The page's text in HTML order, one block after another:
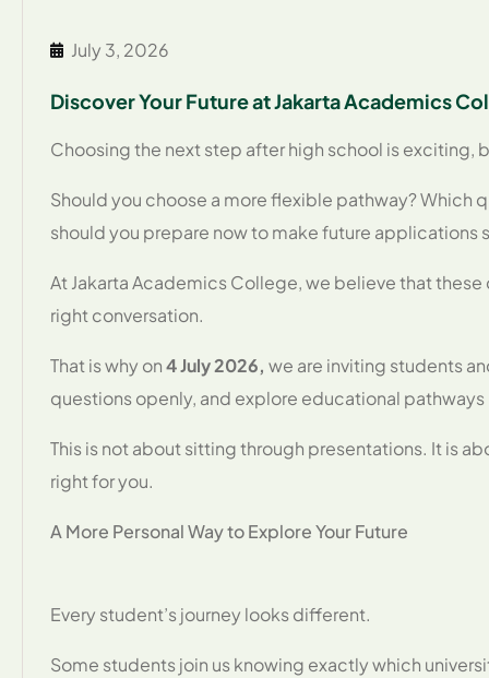
July 3, 2026
Choosing the next step after high school is exciting,
Should you choose a more flexible pathway? Which
should you prepare now to make future applications
At Jakarta Academics College, we believe that
right conversation.
That is why on4 July 2026, we are inviting students
questions openly, and explore educational
This is not about sitting through presentations. It is
right for you.
A More Personal Way to Explore Your Future
Every student’s journey looks different.
Some students join us knowing exactly which